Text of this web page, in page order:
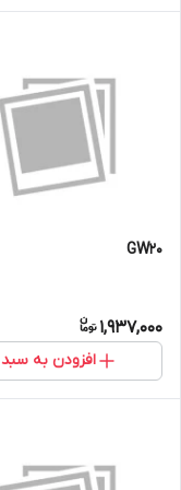
GW20
1,937,000
افزودن به سبد